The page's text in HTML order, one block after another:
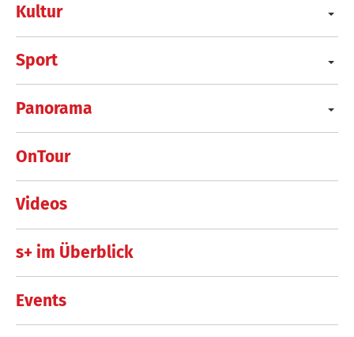
Kultur
Sport
Panorama
OnTour
Videos
s+ im Überblick
Events